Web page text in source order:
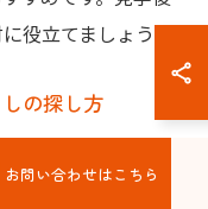
役立てましょう。
の探し方
体的な条件を照ら
お問い合わせはこちら